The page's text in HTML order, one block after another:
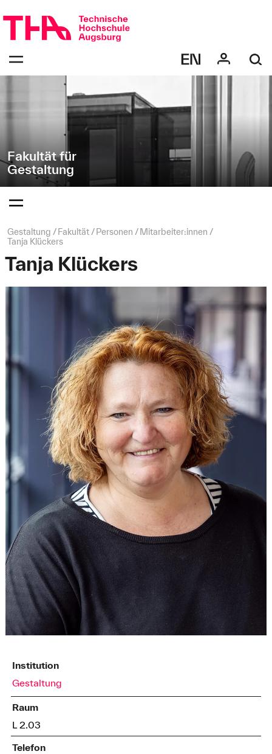
überspringen
zur
Navigation
"Gestaltung"
Fakultät für
Gestaltung
bestätigen
Öffnen
bestätigen
des
Menüs
Seitenpfad:
Gestaltung Fakultät Personen
Mitarbeiter:innen
Tanja Klückers
Tanja Klückers
Institution
Gestaltung
Raum
L 2.03
Telefon